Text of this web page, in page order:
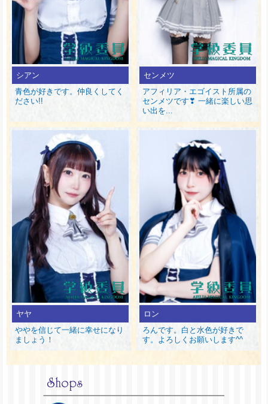
シアン
青色が好きです。仲良くしてく
ださい!!
センメツ
アフィリア・エゴイスト所属の
センメツです❣ 一緒に楽しい思
い出を...
ヤヤ
ややを信じて一緒に幸せになり
ましょう！
ロン
ろんです。白と水色が好きで
す。よろしくお願いします^^